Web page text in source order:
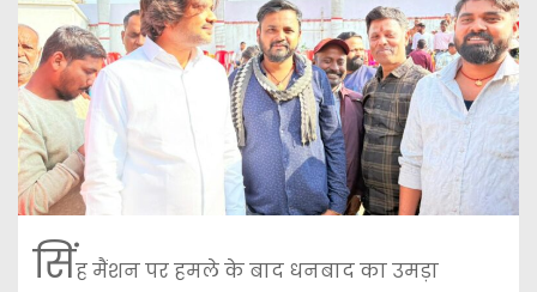
सिंह मैंशन पर हमले के बाद धनबाद का उमड़ा